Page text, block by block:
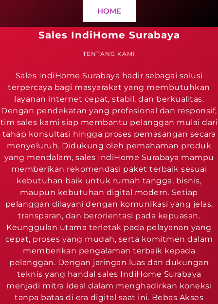
HOME
Sales IndiHome Surabaya
TENTANG KAMI
Sales IndiHome Surabaya hadir sebagai solusi
terpercaya bagi masyarakat yang membutuhkan
layanan internet cepat, stabil, dan berkualitas.
Dengan pendekatan yang profesional dan responsif,
tim sales kami siap membantu pelanggan mulai dari
tahap konsultasi hingga proses pemasangan secara
menyeluruh. Didukung oleh pemahaman produk
yang mendalam, sales IndiHome Surabaya mampu
memberikan rekomendasi paket terbaik sesuai
kebutuhan baik untuk rumah tangga, bisnis,
maupun kebutuhan digital modern. Setiap
pelanggan dilayani dengan komunikasi yang jelas,
transparan, dan berorientasi pada kepuasan.
Keunggulan utama terletak pada pelayanan yang
cepat, proses yang mudah, serta komitmen dalam
memberikan pengalaman terbaik kepada
pelanggan. Dengan jaringan luas dan dukungan
teknis yang handal sales IndiHome Surabaya
menjadi mitra ideal dalam menghadirkan koneksi
tanpa batas di era digital saat ini. Bebas Akses